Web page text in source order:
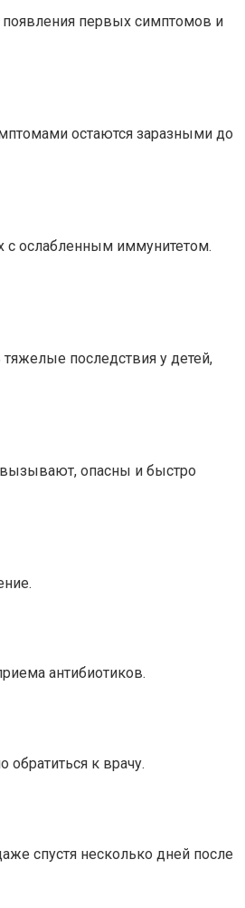
первых симптомов и
остаются заразными до
с ослабленным иммунитетом.
тяжелые последствия у детей,
вызывают, опасны и быстро
антибиотиков.
к врачу.
спустя несколько дней после